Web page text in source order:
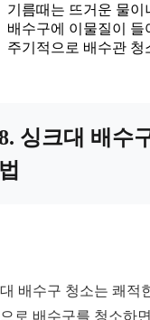
기름때는 뜨거운 물이
배수구에 이물질이 들
주기적으로 배수관 청
싱크대 배수
배수구 청소는 쾌적
로 배수구를 청소하